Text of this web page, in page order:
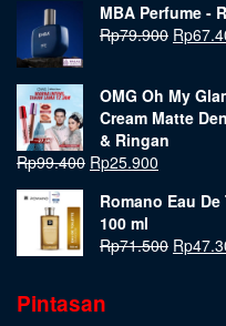
MBA Perfume -
Rp79.900 Rp
OMG Oh My
Cream Matte
& Ringan
Rp99.400 Rp25.900
Romano Eau
100 ml
Rp71.500 Rp
Pintasan